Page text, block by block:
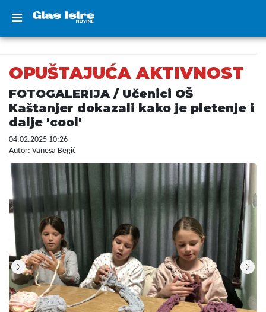
OPUŠTAJUĆA AKTIVNOST
FOTOGALERIJA / Učenici OŠ
Kaštanjer dokazali kako je pletenje i
dalje 'cool'
04.02.2025 10:26
Autor: Vanesa Begić